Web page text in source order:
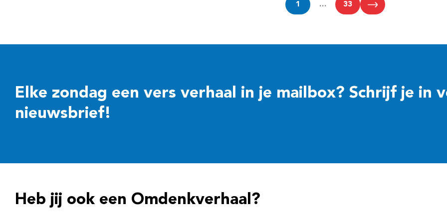
1 … 33
Elke zondag een vers verhaal in je mailbox? Schrijf je in
nieuwsbrief!
Heb jij ook een Omdenkverhaal?